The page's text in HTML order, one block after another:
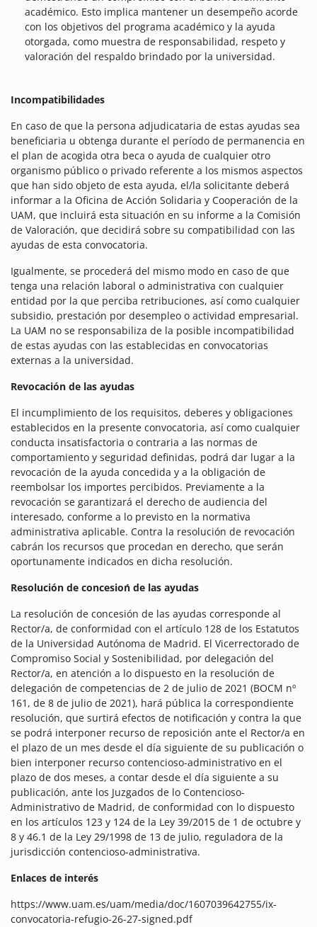
académico. Esto implica mantener un desempeño acorde
con los objetivos del programa académico y la ayuda
otorgada, como muestra de responsabilidad, respeto y
valoración del respaldo brindado por la universidad.
Incompatibilidades
En caso de que la persona adjudicataria de estas ayudas sea
beneficiaria u obtenga durante el período de permanencia en
el plan de acogida otra beca o ayuda de cualquier otro
organismo público o privado referente a los mismos aspectos
que han sido objeto de esta ayuda, el/la solicitante deberá
informar a la Oficina de Acción Solidaria y Cooperación de la
UAM, que incluirá esta situación en su informe a la Comisión
de Valoración, que decidirá sobre su compatibilidad con las
ayudas de esta convocatoria.
Igualmente, se procederá del mismo modo en caso de que
tenga una relación laboral o administrativa con cualquier
entidad por la que perciba retribuciones, así como cualquier
subsidio, prestación por desempleo o actividad empresarial.
La UAM no se responsabiliza de la posible incompatibilidad
de estas ayudas con las establecidas en convocatorias
externas a la universidad.
Revocación de las ayudas
El incumplimiento de los requisitos, deberes y obligaciones
establecidos en la presente convocatoria, así como cualquier
conducta insatisfactoria o contraria a las normas de
comportamiento y seguridad definidas, podrá dar lugar a la
revocación de la ayuda concedida y a la obligación de
reembolsar los importes percibidos. Previamente a la
revocación se garantizará el derecho de audiencia del
interesado, conforme a lo previsto en la normativa
administrativa aplicable. Contra la resolución de revocación
cabrán los recursos que procedan en derecho, que serán
oportunamente indicados en dicha resolución.
Resolución de concesioń de las ayudas
La resolución de concesión de las ayudas corresponde al
Rector/a, de conformidad con el artículo 128 de los Estatutos
de la Universidad Autónoma de Madrid. El Vicerrectorado de
Compromiso Social y Sostenibilidad, por delegación del
Rector/a, en atención a lo dispuesto en la resolución de
delegación de competencias de 2 de julio de 2021 (BOCM nº
161, de 8 de julio de 2021), hará pública la correspondiente
resolución, que surtirá efectos de notificación y contra la que
se podrá interponer recurso de reposición ante el Rector/a en
el plazo de un mes desde el día siguiente de su publicación o
bien interponer recurso contencioso-administrativo en el
plazo de dos meses, a contar desde el día siguiente a su
publicación, ante los Juzgados de lo Contencioso-
Administrativo de Madrid, de conformidad con lo dispuesto
en los artículos 123 y 124 de la Ley 39/2015 de 1 de octubre y
8 y 46.1 de la Ley 29/1998 de 13 de julio, reguladora de la
jurisdicción contencioso-administrativa.
Enlaces de interés
https://www.uam.es/uam/media/doc/1607039642755/ix-
convocatoria-refugio-26-27-signed.pdf